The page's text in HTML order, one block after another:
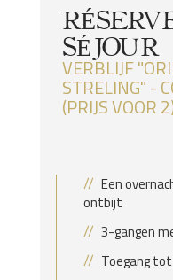
SÉJOUR
VERBLIJF
STRELING" -
(PRIJS VOOR
Een
ontbijt
3-gangen
Toegang